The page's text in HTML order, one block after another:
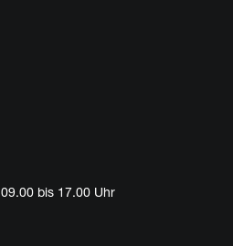
bis 17.00 Uhr